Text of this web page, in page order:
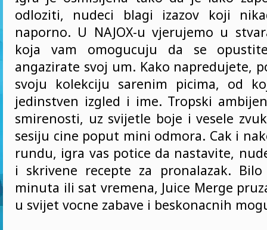
odloziti, nudeci blagi izazov koji
naporno. U NAJOX-u vjerujemo u
koja vam omogucuju da se
angazirate svoj um. Kako napredujete,
svoju kolekciju sarenim picima, od
jedinstven izgled i ime. Tropski
smirenosti, uz svijetle boje i vesele
sesiju cine poput mini odmora. Cak i
rundu, igra vas potice da nastavite,
i skrivene recepte za pronalazak.
minuta ili sat vremena, Juice Merge
u svijet vocne zabave i beskonacnih